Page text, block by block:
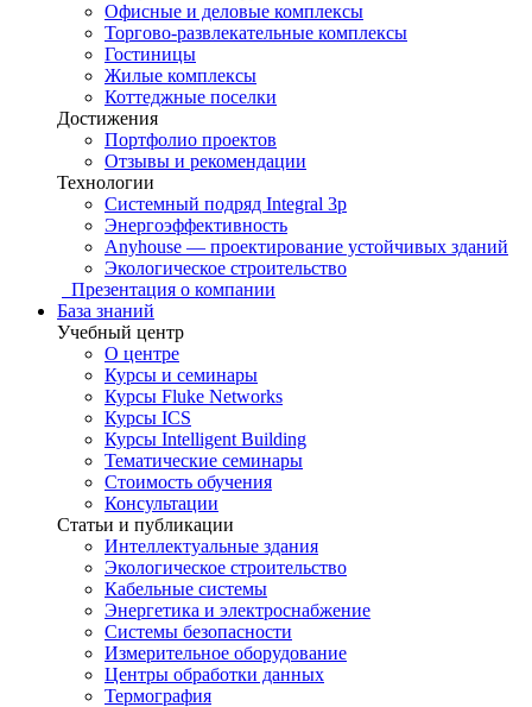
Офисные и деловые комплексы
Торгово-развлекательные комплексы
Гостиницы
Жилые комплексы
Коттеджные поселки
Достижения
Портфолио проектов
Отзывы и рекомендации
Технологии
Системный подряд Integral 3p
Энергоэффективность
Anyhouse — проектирование устойчивых зданий
Экологическое строительство
Презентация о компании
База знаний
Учебный центр
О центре
Курсы и семинары
Курсы Fluke Networks
Курсы ICS
Курсы Intelligent Building
Тематические семинары
Стоимость обучения
Консультации
Статьи и публикации
Интеллектуальные здания
Экологическое строительство
Кабельные системы
Энергетика и электроснабжение
Системы безопасности
Измерительное оборудование
Центры обработки данных
Термография